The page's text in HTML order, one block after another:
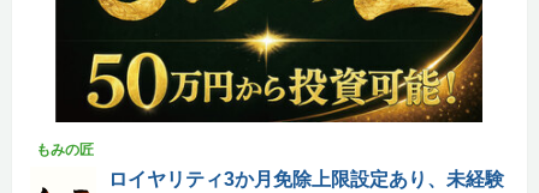
もみの匠
ロイヤリティ3か月免除上限設定あり、未経験